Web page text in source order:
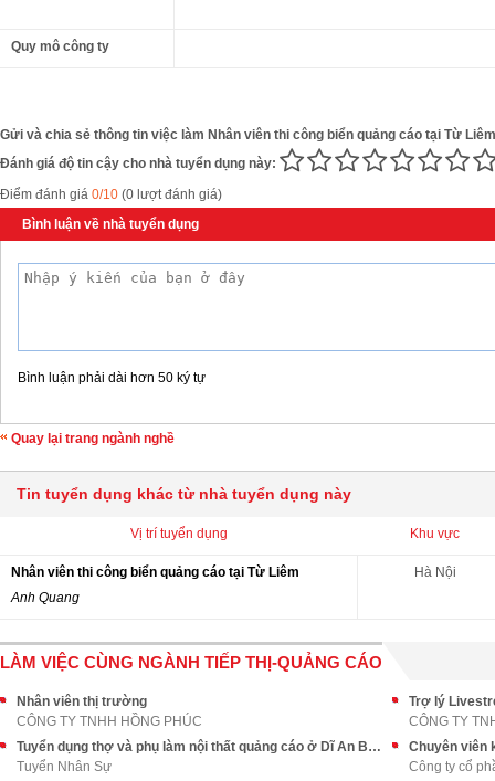
Quy mô công ty
Gửi và chia sẻ thông tin việc làm Nhân viên thi công biển quảng cáo tại Từ
Đánh giá độ tin cậy cho nhà tuyển dụng này:
Điểm đánh giá 0/10 (0 lượt đánh giá)
Bình luận về nhà tuyển dụng
Bình luận phải dài hơn 50 ký tự
Quay lại trang ngành nghề
Tin tuyển dụng khác từ nhà tuyển dụng này
Vị trí tuyển dụng Khu vực
Nhân viên thi công biển quảng cáo tại Từ Liêm
Anh Quang
Hà Nội
LÀM VIỆC CÙNG NGÀNH TIẾP THỊ-QUẢNG CÁO
Nhân viên thị trường
CÔNG TY TNHH HỒNG PHÚC
Trợ lý
CÔNG TY
Tuyển dụng thợ và phụ làm nội thất quảng cáo ở Dĩ An Bình Dương
Tuyển Nhân Sự
Chuyên viên
Công ty cổ